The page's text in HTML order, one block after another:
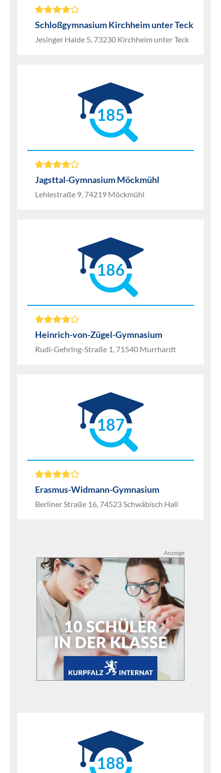
Schloßgymnasium Kirchheim unter Teck
Jesinger Halde 5, 73230 Kirchheim unter Teck
185
Jagsttal-Gymnasium Möckmühl
Lehlestraße 9, 74219 Möckmühl
186
Heinrich-von-Zügel-Gymnasium
Rudi-Gehring-Straße 1, 71540 Murrhardt
187
Erasmus-Widmann-Gymnasium
Berliner Straße 16, 74523 Schwäbisch Hall
Anzeige
188